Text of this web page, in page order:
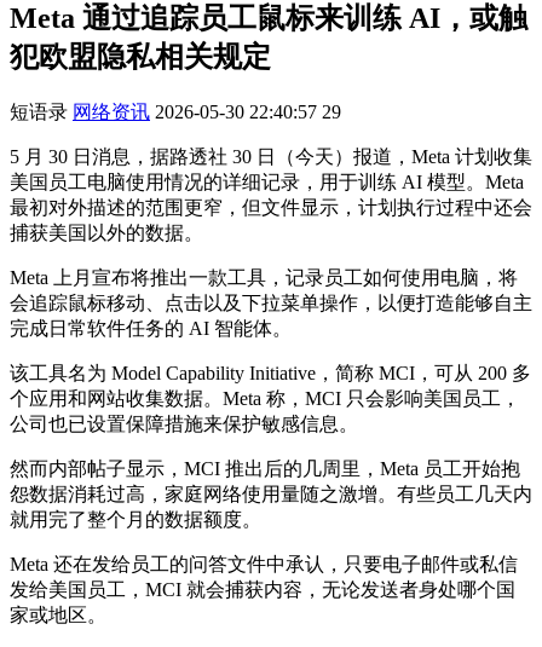
Meta 通过追踪员工鼠标来训练 AI，或触
犯欧盟隐私相关规定
短语录 网络资讯 2026-05-30 22:40:57 29
5 月 30 日消息，据路透社 30 日（今天）报道，Meta 计划收集
美国员工电脑使用情况的详细记录，用于训练 AI 模型。Meta
最初对外描述的范围更窄，但文件显示，计划执行过程中还会
捕获美国以外的数据。
Meta 上月宣布将推出一款工具，记录员工如何使用电脑，将
会追踪鼠标移动、点击以及下拉菜单操作，以便打造能够自主
完成日常软件任务的 AI 智能体。
该工具名为 Model Capability Initiative，简称 MCI，可从 200 多
个应用和网站收集数据。Meta 称，MCI 只会影响美国员工，
公司也已设置保障措施来保护敏感信息。
然而内部帖子显示，MCI 推出后的几周里，Meta 员工开始抱
怨数据消耗过高，家庭网络使用量随之激增。有些员工几天内
就用完了整个月的数据额度。
Meta 还在发给员工的问答文件中承认，只要电子邮件或私信
发给美国员工，MCI 就会捕获内容，无论发送者身处哪个国
家或地区。